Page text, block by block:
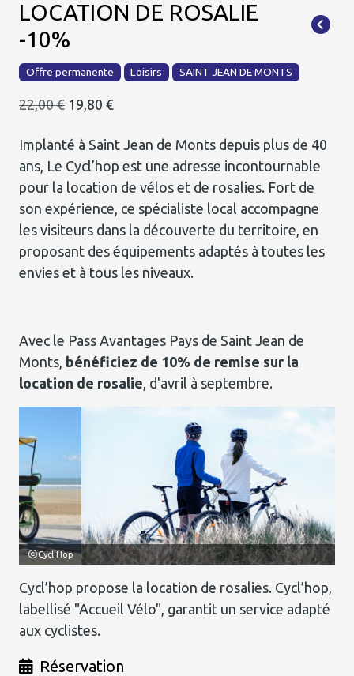
LOCATION DE ROSALIE
-10%
Offre permanente Loisirs SAINT JEAN DE MONTS
22,00 € 19,80 €
Implanté à Saint Jean de Monts depuis plus de 40
ans, Le Cycl’hop est une adresse incontournable
pour la location de vélos et de rosalies. Fort de
son expérience, ce spécialiste local accompagne
les visiteurs dans la découverte du territoire, en
proposant des équipements adaptés à toutes les
envies et à tous les niveaux.
Avec le Pass Avantages Pays de Saint Jean de
Monts, bénéficiez de 10% de remise sur la
location de rosalie, d'avril à septembre.
Cycl'Hop
Cycl’hop propose la location de rosalies. Cycl’hop,
labellisé "Accueil Vélo", garantit un service adapté
aux cyclistes.
Réservation